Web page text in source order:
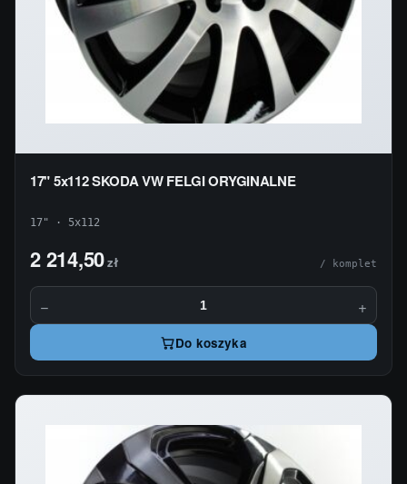
17" 5x112 SKODA VW FELGI ORYGINALNE
17" · 5x112
2 214,50zł / komplet
− +
Do koszyka